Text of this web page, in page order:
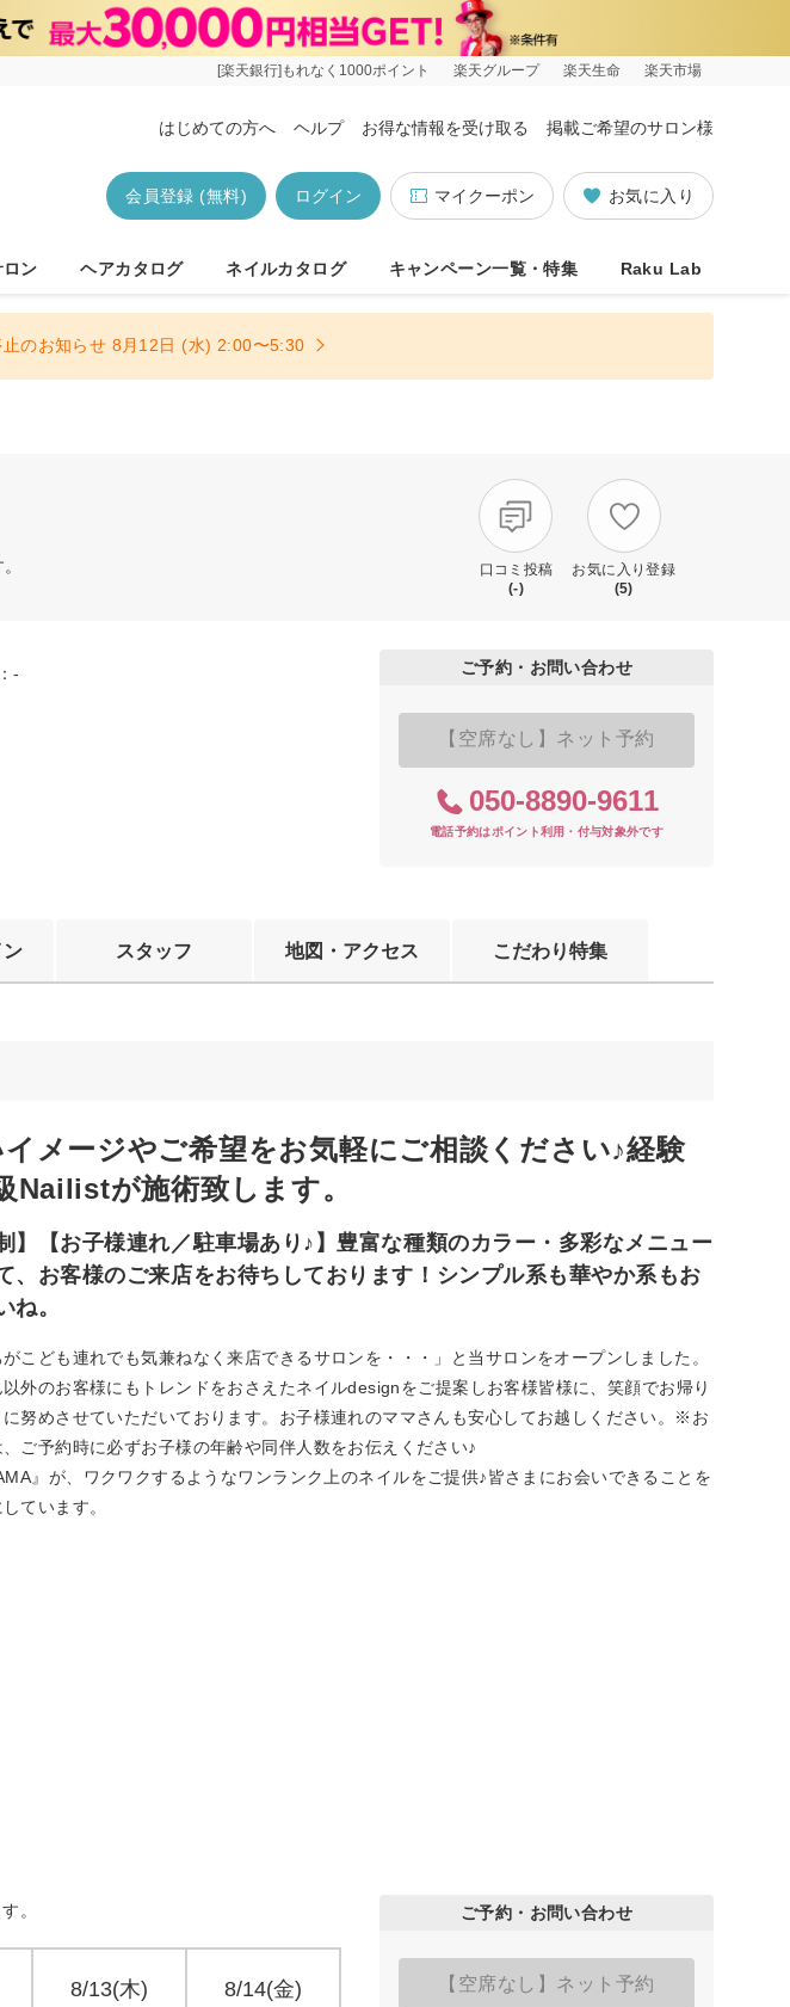
[楽天銀行]もれなく1000ポイント 楽天グループ 楽天生命 楽天市場
はじめての方へ ヘルプ お得な情報を受け取る 掲載ご希望のサロン様
お気に入り
マイクーポン
ログイン
会員登録 (無料)
ン ヘアカタログ ネイルカタログ キャンペーン一覧・特集 Raku Lab
のお知らせ 8月12日 (水) 2:00〜5:30
口コミ投稿
(-)
お気に入り登録
(5)
-
ご予約・お問い合わせ
【空席なし】ネット予約
050-8890-9611
電話予約はポイント利用・付与対象外です
スタッフ 地図・アクセス こだわり特集
メージやご希望をお気軽にご相談ください♪経験
Nailistが施術致します。
】【お子様連れ／駐車場あり♪】豊富な種類のカラー・多彩なメニュー
、お客様のご来店をお待ちしております！シンプル系も華やか系もお
ね。
がこども連れでも気兼ねなく来店できるサロンを・・・」と当サロンをオープンしました。
以外のお客様にもトレンドをおさえたネイルdesignをご提案しお客様皆様に、笑顔でお帰り
努めさせていただいております。お子様連れのママさんも安心してお越しください。※お
ご予約時に必ずお子様の年齢や同伴人数をお伝えください♪
』が、ワクワクするようなワンランク上のネイルをご提供♪皆さまにお会いできることを
ています。
。
8/13(木) 8/14(金)
ご予約・お問い合わせ
【空席なし】ネット予約